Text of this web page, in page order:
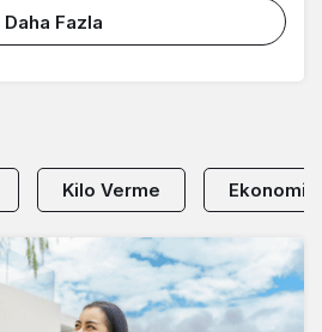
Daha Fazla
Kilo Verme Ekonomi